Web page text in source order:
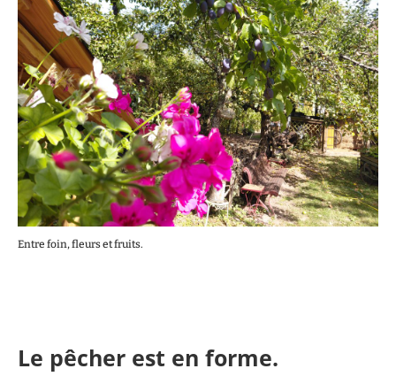
Entre foin, fleurs et fruits.
Le pêcher est en forme.